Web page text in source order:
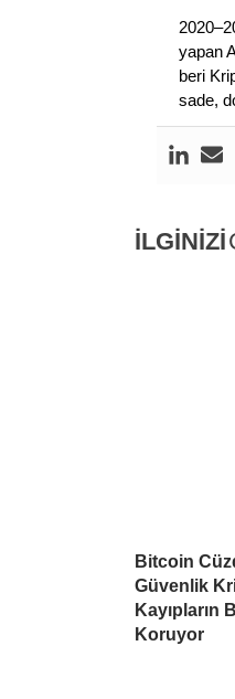
yapan
beri
sade,
İLGİNİZİ
Bitcoin
Güvenlik
Kayıpların
Koruyor